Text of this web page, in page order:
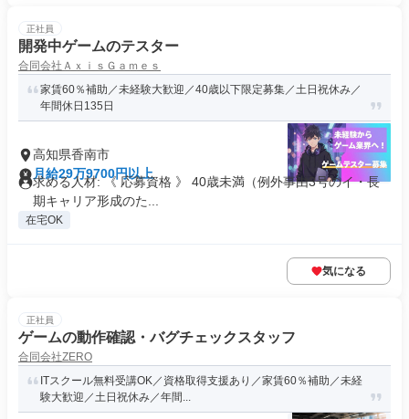
正社員
開発中ゲームのテスター
合同会社ＡｘｉｓＧａｍｅｓ
家賃60％補助／未経験大歓迎／40歳以下限定募集／土日祝休み／
年間休日135日
高知県香南市
月給29万9700円以上
求める人材: 《 応募資格 》 40歳未満（例外事由3号のイ・長
期キャリア形成のた...
在宅OK
気になる
正社員
ゲームの動作確認・バグチェックスタッフ
合同会社ZERO
ITスクール無料受講OK／資格取得支援あり／家賃60％補助／未経
験大歓迎／土日祝休み／年間...